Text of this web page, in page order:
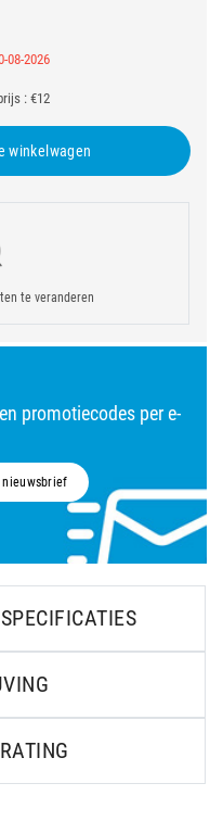
08-2026
: €12
winkelwagen
te veranderen
promotiecodes per e-
nieuwsbrief